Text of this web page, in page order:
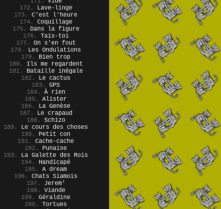
172.
Lave-linge
173. C'est l'heure
174. Coquillage
175.
Dans la figure
176. Tais-toi
177. On s'en fout
178. Les Ondulations
179. Bien trop
180.
Ils me regardent
181.
Bataille inégale
182. Le cactus
183. GPS
184. À rien
185. Alister
186. La Genèse
187.
Le crapaud
188. Schizo
189. Le cours des choses
190. Petit con
191. Cache-cache
192. Punaise
193. La Galette des Rois
194. Handicapé
195. A dream
196. Chats Siamois
197.
Jerem'
198. Viande
199. Géraldine
200. Tortues